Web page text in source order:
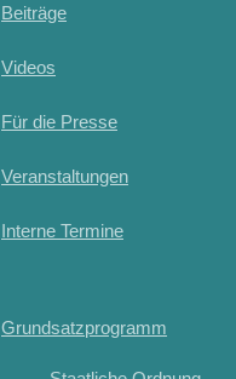
Beiträge
Videos
Für die Presse
Veranstaltungen
Interne Termine
Grundsatzprogramm